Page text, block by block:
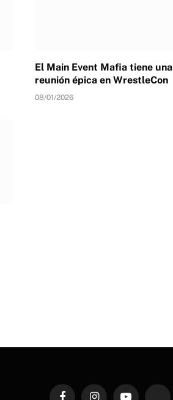
El Main Event Mafia tiene una
reunión épica en WrestleCon
08/01/2026